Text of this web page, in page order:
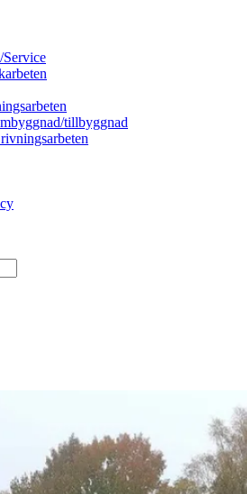
tillbyggnad